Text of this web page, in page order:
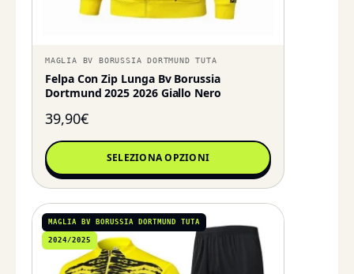
MAGLIA BV BORUSSIA DORTMUND TUTA
Felpa Con Zip Lunga Bv Borussia
Dortmund 2025 2026 Giallo Nero
39,90€
SELEZIONA OPZIONI
MAGLIA BV BORUSSIA DORTMUND TUTA
2024/2025